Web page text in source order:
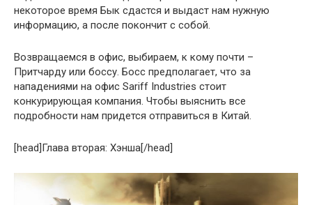
некоторое время Бык сдастся и выдаст нам нужную
информацию, а после покончит с собой.
Возвращаемся в офис, выбираем, к кому почти –
Притчарду или боссу. Босс предполагает, что за
нападениями на офис Sariff Industries стоит
конкурирующая компания. Чтобы выяснить все
подробности нам придется отправиться в Китай.
[head]Глава вторая: Хэнша[/head]